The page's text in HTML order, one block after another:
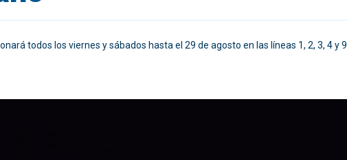
todos los viernes y sábados hasta el 29 de agosto en las líneas 1, 2, 3, 4 y 9